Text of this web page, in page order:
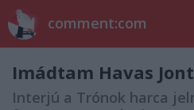
comment:com
Imádtam Havas
Interjú a Trónok harca